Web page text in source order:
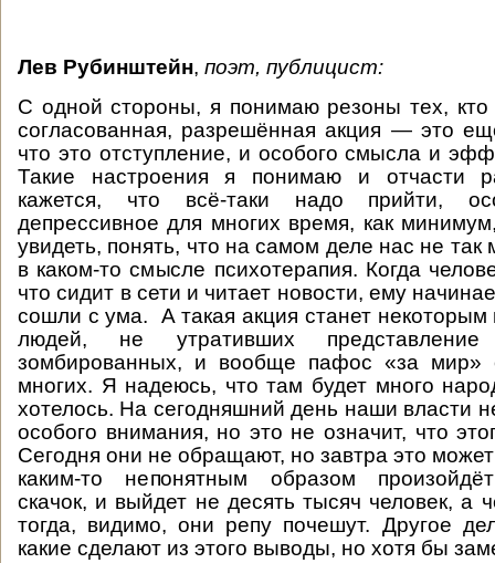
Лев Рубинштейн, поэт, публицист:
С одной стороны, я понимаю резоны тех, кто
согласованная, разрешённая акция — это
что это отступление, и особого смысла и
Такие настроения я понимаю и отчасти
кажется, что всё-таки надо прийти,
депрессивное для многих время, как
увидеть, понять, что на самом деле нас не
в каком-то смысле психотерапия. Когда
что сидит в сети и читает новости, ему
сошли с ума. А такая акция станет
людей, не утративших
зомбированных, и вообще пафос «за мир»
многих. Я надеюсь, что там будет много
хотелось. На сегодняшний день наши власти
особого внимания, но это не означит, что
Сегодня они не обращают, но завтра это
каким-то непонятным образом
скачок, и выйдет не десять тысяч человек, а
тогда, видимо, они репу почешут. Другое
какие сделают из этого выводы, но хотя бы